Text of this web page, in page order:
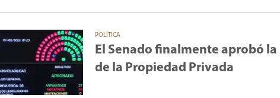
POLÍTICA
El Senado finalmente aprobó
de la Propiedad Privada